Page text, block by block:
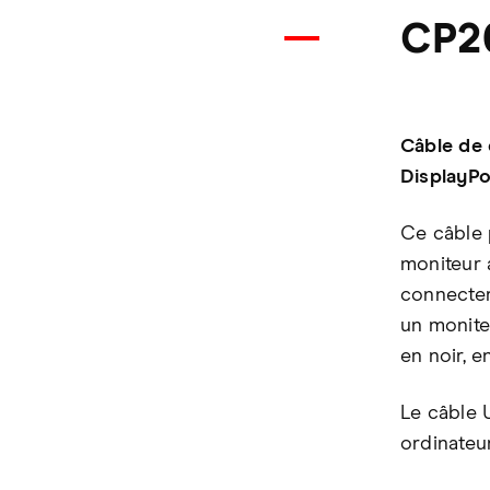
Câble
Ce câble
moniteur
un
en noir,
Le câble